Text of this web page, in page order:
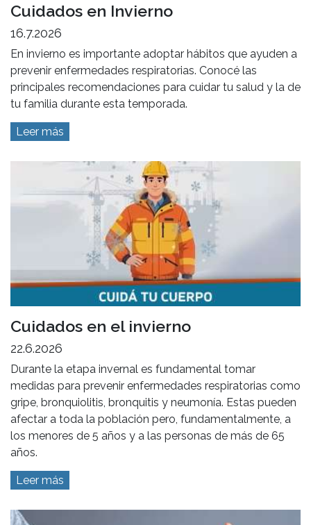
Cuidados en Invierno
16.7.2026
En invierno es importante adoptar hábitos que ayuden a
prevenir enfermedades respiratorias. Conocé las
principales recomendaciones para cuidar tu salud y la de
tu familia durante esta temporada.
Leer más
Cuidados en el invierno
22.6.2026
Durante la etapa invernal es fundamental tomar
medidas para prevenir enfermedades respiratorias como
gripe, bronquiolitis, bronquitis y neumonía. Estas pueden
afectar a toda la población pero, fundamentalmente, a
los menores de 5 años y a las personas de más de 65
años.
Leer más